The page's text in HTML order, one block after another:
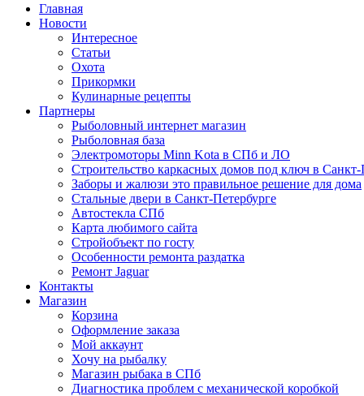
Главная
Новости
Интересное
Статьи
Охота
Прикормки
Кулинарные рецепты
Партнеры
Рыболовный интернет магазин
Рыболовная база
Электромоторы Minn Kota в СПб и ЛО
Строительство каркасных домов под ключ в Санкт-
Заборы и жалюзи это правильное решение для дома
Стальные двери в Санкт-Петербурге
Автостекла СПб
Карта любимого сайта
Стройобъект по госту
Особенности ремонта раздатка
Ремонт Jaguar
Контакты
Магазин
Корзина
Оформление заказа
Мой аккаунт
Хочу на рыбалку
Магазин рыбака в СПб
Диагностика проблем с механической коробкой